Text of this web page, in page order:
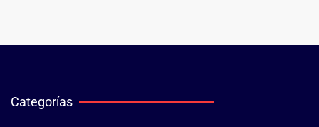
Categorías